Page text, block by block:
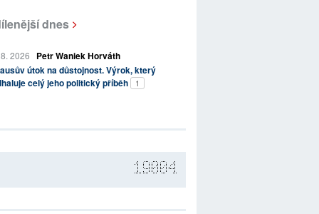
dnes
2026
Petr Waniek Horváth
útok na důstojnost. Výrok, který
celý jeho politický příběh
1
19004